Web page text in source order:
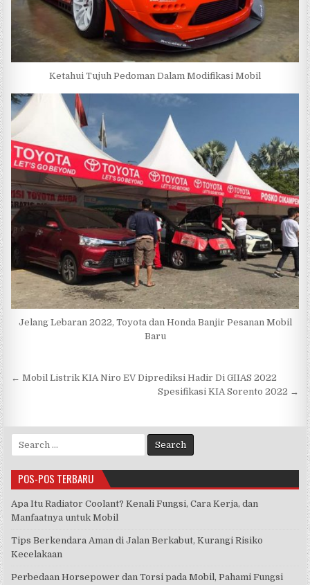
Ketahui Tujuh Pedoman Dalam Modifikasi Mobil
Jelang Lebaran 2022, Toyota dan Honda Banjir Pesanan Mobil
Baru
Navigasi
← Mobil Listrik KIA Niro EV Diprediksi Hadir Di GIIAS 2022
Spesifikasi KIA Sorento 2022 →
Search
for:
POS-POS TERBARU
Apa Itu Radiator Coolant? Kenali Fungsi, Cara Kerja, dan
Manfaatnya untuk Mobil
Tips Berkendara Aman di Jalan Berkabut, Kurangi Risiko
Kecelakaan
Perbedaan Horsepower dan Torsi pada Mobil, Pahami Fungsi